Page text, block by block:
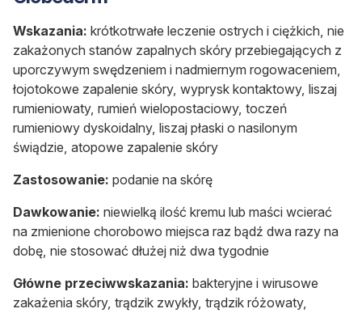
Wskazania: krótkotrwałe leczenie ostrych i ciężkich, nie
zakażonych stanów zapalnych skóry przebiegających z
uporczywym swędzeniem i nadmiernym rogowaceniem,
łojotokowe zapalenie skóry, wyprysk kontaktowy, liszaj
rumieniowaty, rumień wielopostaciowy, toczeń
rumieniowy dyskoidalny, liszaj płaski o nasilonym
świądzie, atopowe zapalenie skóry
Zastosowanie: podanie na skórę
Dawkowanie: niewielką ilość kremu lub maści wcierać
na zmienione chorobowo miejsca raz bądź dwa razy na
dobę, nie stosować dłużej niż dwa tygodnie
Główne przeciwwskazania: bakteryjne i wirusowe
zakażenia skóry, trądzik zwykły, trądzik różowaty,